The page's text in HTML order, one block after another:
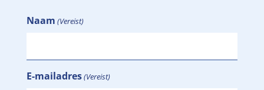
Naam (Vereist)
E-mailadres(Vereist)